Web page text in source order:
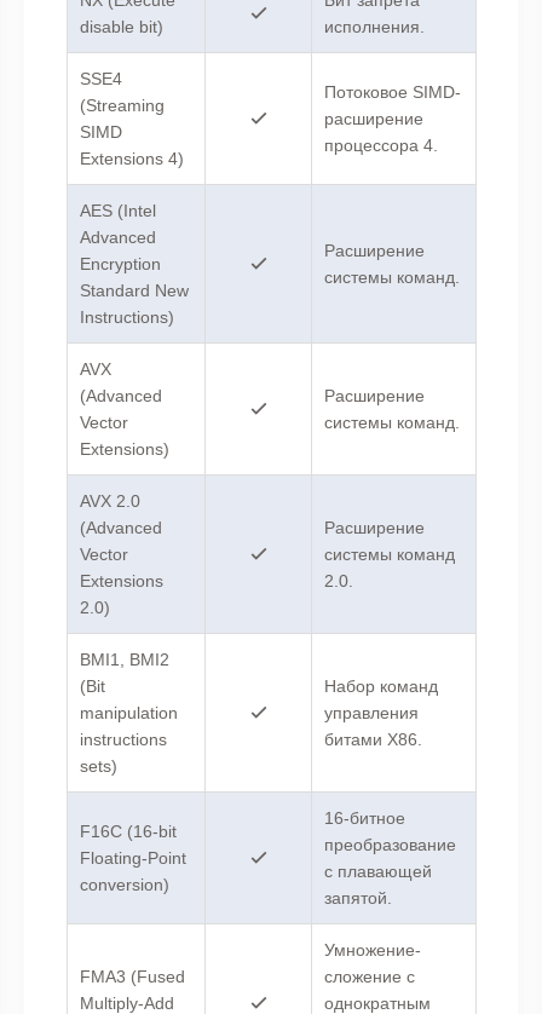
disable bit)
исполнения.
SSE4
(Streaming
SIMD
Extensions 4)
Потоковое SIMD-
расширение
процессора 4.
AES (Intel
Advanced
Encryption
Standard New
Instructions)
Расширение
системы команд.
AVX
(Advanced
Vector
Extensions)
Расширение
системы команд.
AVX 2.0
(Advanced
Vector
Extensions
2.0)
Расширение
системы команд
2.0.
BMI1, BMI2
(Bit
manipulation
instructions
sets)
Набор команд
управления
битами X86.
F16C (16-bit
Floating-Point
conversion)
16-битное
преобразование
с плавающей
запятой.
FMA3 (Fused
Multiply-Add
Умножение-
сложение с
однократным